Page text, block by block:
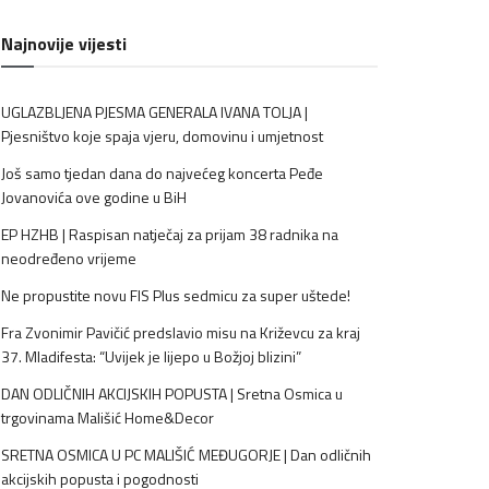
Najnovije vijesti
UGLAZBLJENA PJESMA GENERALA IVANA TOLJA |
Pjesništvo koje spaja vjeru, domovinu i umjetnost
Još samo tjedan dana do najvećeg koncerta Peđe
Jovanovića ove godine u BiH
EP HZHB | Raspisan natječaj za prijam 38 radnika na
neodređeno vrijeme
Ne propustite novu FIS Plus sedmicu za super uštede!
Fra Zvonimir Pavičić predslavio misu na Križevcu za kraj
37. Mladifesta: “Uvijek je lijepo u Božjoj blizini”
DAN ODLIČNIH AKCIJSKIH POPUSTA | Sretna Osmica u
trgovinama Mališić Home&Decor
SRETNA OSMICA U PC MALIŠIĆ MEĐUGORJE | Dan odličnih
akcijskih popusta i pogodnosti